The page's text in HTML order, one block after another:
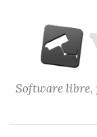
contenido
Software libre,